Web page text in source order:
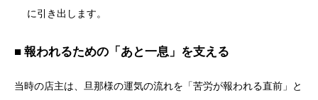
に引き出します。
■ 報われるための「あと一息」を支える
当時の店主は、旦那様の運気の流れを「苦労が報われる直前」と